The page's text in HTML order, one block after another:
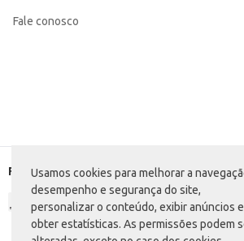
Usamos cookies para melhorar a
desempenho e segurança do site,
personalizar o conteúdo, exibir anúncios e
obter estatísticas. As permissões podem
Fale conosco
Formas de pagamento